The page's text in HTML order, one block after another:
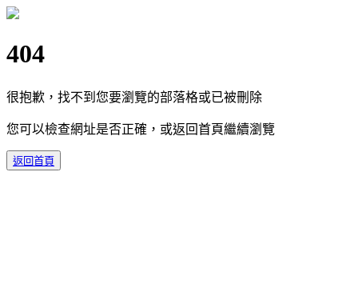
404
很抱歉，找不到您要瀏覽的部落格或已被刪除
您可以檢查網址是否正確，或返回首頁繼續瀏覽
返回首頁